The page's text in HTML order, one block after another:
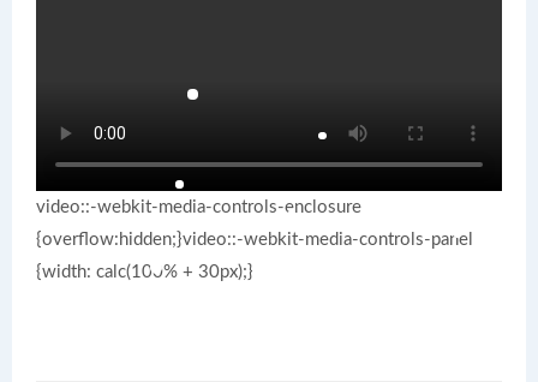
video::-webkit-media-controls-enclosure
{overflow:hidden;}video::-webkit-media-controls-panel
{width: calc(100% + 30px);}